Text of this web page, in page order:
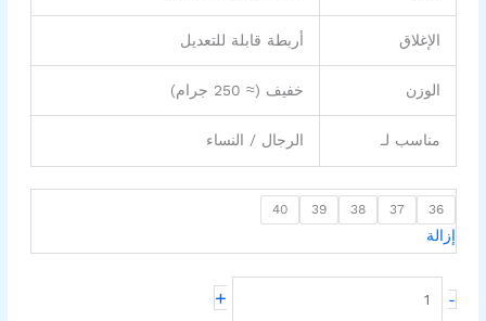
الإغلاق أربطة قابلة للتعديل
الوزن خفيف (≈ 250 جرام)
مناسب لـ الرجال / النساء
36
37
38
39
40
إزالة
-
+